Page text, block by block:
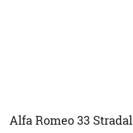
Alfa Romeo 33